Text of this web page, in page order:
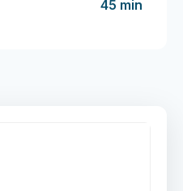
45 min